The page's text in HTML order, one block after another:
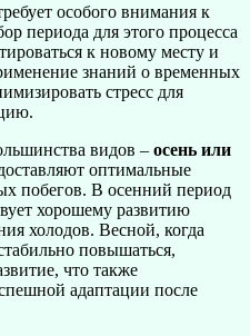
особого внимания к
периода для этого процесса
к новому месту и
знаний о временных
стресс для
видов – осень или
оптимальные
побегов. В осенний период
хорошему развитию
холодов. Весной, когда
повышаться,
что также
адаптации после